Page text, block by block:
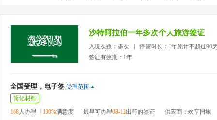
沙特阿拉伯一年多次个人旅游签证
入境次数：多次
停留时长：1年累计不超过90
签证有效期：1年
全国受理，电子签 受理范围
简化材料
168人办理 100%满意度 最早可办理08-12出行的签证 供应商：欢享国旅